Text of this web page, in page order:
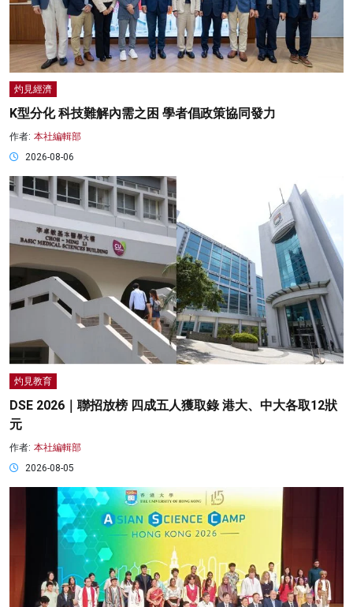
灼見經濟
K型分化 科技難解內需之困 學者倡政策協同發力
作者: 本社編輯部
2026-08-06
灼見教育
DSE 2026｜聯招放榜 四成五人獲取錄 港大、中大各取12狀
元
作者: 本社編輯部
2026-08-05